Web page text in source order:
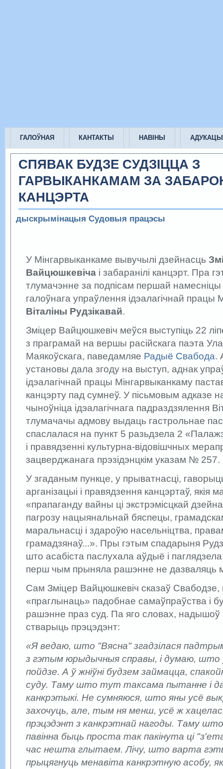
ГАЛОЎНАЯ КАНТАКТЫ НАВІНЫ
СПЯВАК БУДЗЕ СУДЗІЦЦА З
ГАРВЫКАНКАМАМ ЗА
КАНЦЭРТА
дыскрымінацыя Судовыя працэсы
У Мінгарвыканкаме вывучылі дзейнасць
Вайцюшкевіча і забаранілі канцэрт. Пра
тлумачэнне за подпісам першай намесніцы
галоўнага упраўлення ідэалагічнай працы
Віталіны Рудзікавай.
Зміцер Вайцюшкевіч меўся выступіць 22
з праграмай на вершы расійскага паэта
Маякоўскага, паведамляе Радыё Свабода.
установы дала згоду на выступ, аднак
ідэалагічнай працы Мінгарвыканкаму
канцэрту пад сумнеў. У пісьмовым адказе
чыноўніца ідэалагічнага падраздзялення
тлумачачы адмову выдаць гастрольнае
спаслалася на пункт 5 разьдзела 2
і правядзенні культурна-відовішчных
зацверджанага прэзідэнцкім указам № 257.
У згаданым пункце, у прыватнасці,
арганізацыі і правядзення канцэртаў, якія
«прапаганду вайны ці экстрэмісцкай
пагрозу нацыянальнай бяспецы,
маральнасці і здароўю насельніцтва,
грамадзянаў...». Пры гэтым спадарыня
што асабіста паслухала аўдыё і
перш чым прыняла рашэнне не дазваляць
Сам Зміцер Вайцюшкевіч сказаў Свабодзе,
«праглынаць» падобнае самаўпраўства і
рашэнне праз суд. Па яго словах,
стварыць прэцэдэнт:
«Я ведаю, што "Вясна" згадзілася
з гэтым юрыдычныя справы, і думаю, што
пойдзе. А ў жніўні будзем займацца,
суду. Таму што тут таксама пытанне і да
канкрэтыкі. Не сумняюся, што яны усё
захочуць, але, тым ня менш, усё ж
прэцэдэнт з канкрэтнай нагоды. Таму
павінна быць проста так пакінута ці
час нешта глытаем. Лічу, што варта
прыцягнуць менавіта канкрэтную асобу,